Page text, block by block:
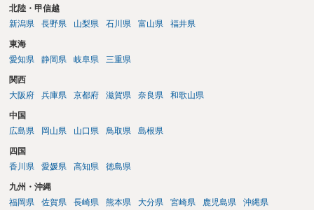
北陸・甲信越
新潟県
長野県 山梨県 石川県 富山県 福井県
東海
愛知県
静岡県 岐阜県 三重県
関西
大阪府
兵庫県 京都府 滋賀県 奈良県 和歌山県
中国
広島県
岡山県 山口県 鳥取県 島根県
四国
香川県
愛媛県 高知県 徳島県
九州・沖縄
福岡県
佐賀県 長崎県 熊本県 大分県 宮崎県 鹿児島県 沖縄県